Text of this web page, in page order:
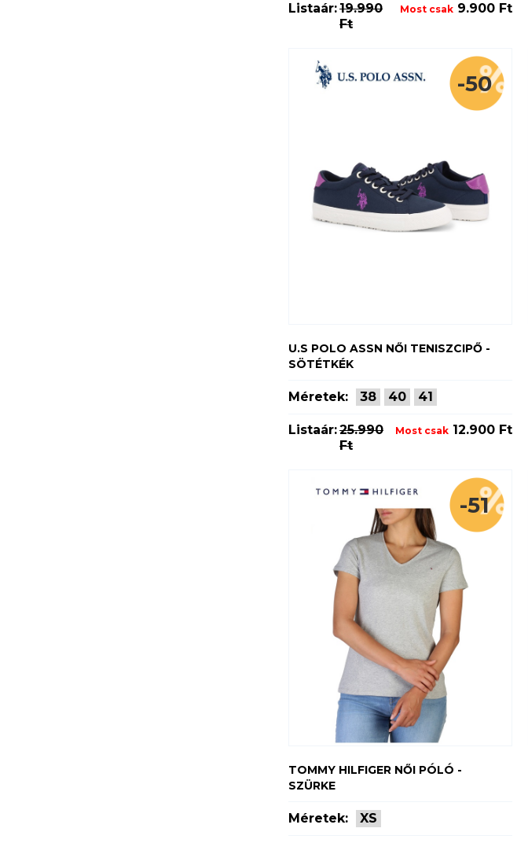
Listaár:19.990
Ft
Most csak9.900 Ft
-50
U.S POLO ASSN NŐI TENISZCIPŐ -
SÖTÉTKÉK
Méretek: 38 40 41
Listaár:25.990
Ft
Most csak12.900 Ft
-51
TOMMY HILFIGER NŐI PÓLÓ -
SZÜRKE
Méretek: XS